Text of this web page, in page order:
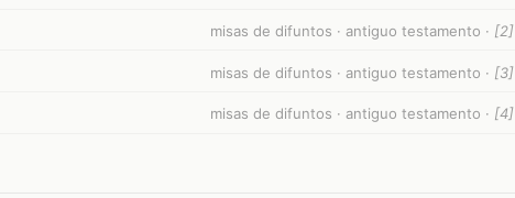
misas de difuntos · antiguo testamento · [2]
misas de difuntos · antiguo testamento · [3]
misas de difuntos · antiguo testamento · [4]